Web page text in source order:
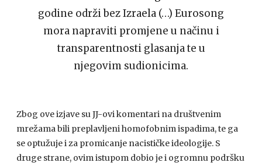
godine održi bez Izraela (…) Eurosong
mora napraviti promjene u načinu i
transparentnosti glasanja te u
njegovim sudionicima.
Zbog ove izjave su JJ-ovi komentari na društvenim
mrežama bili preplavljeni homofobnim ispadima, te ga
se optužuje i za promicanje nacističke ideologije. S
druge strane, ovim istupom dobio je i ogromnu podršku